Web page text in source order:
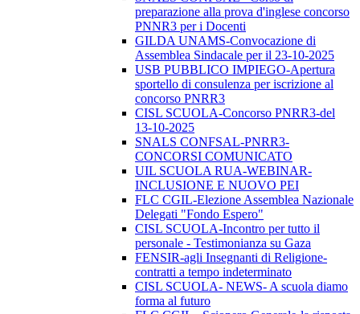
preparazione alla prova d'inglese concorso
PNNR3 per i Docenti
GILDA UNAMS-Convocazione di
Assemblea Sindacale per il 23-10-2025
USB PUBBLICO IMPIEGO-Apertura
sportello di consulenza per iscrizione al
concorso PNRR3
CISL SCUOLA-Concorso PNRR3-del
13-10-2025
SNALS CONFSAL-PNRR3-
CONCORSI COMUNICATO
UIL SCUOLA RUA-WEBINAR-
INCLUSIONE E NUOVO PEI
FLC CGIL-Elezione Assemblea Nazionale
Delegati "Fondo Espero"
CISL SCUOLA-Incontro per tutto il
personale - Testimonianza su Gaza
FENSIR-agli Insegnanti di Religione-
contratti a tempo indeterminato
CISL SCUOLA- NEWS- A scuola diamo
forma al futuro